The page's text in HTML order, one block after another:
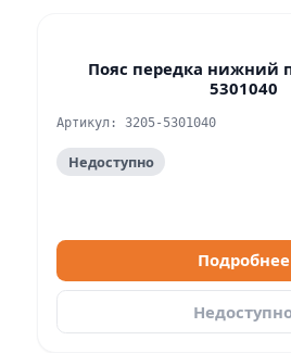
Пояс передка нижний
5301040
Артикул: 3205-5301040
Недоступно
Подробнее